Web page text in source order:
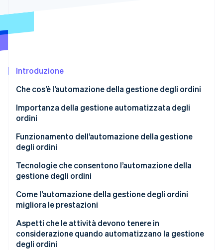
Prevenzione delle frodi
Climate
Identity
Verifica online dell'identità
Stripe Sessions 2026
Scopri come Stripe sta costruendo l'infrastruttura
Guarda ora
Introduzione
Che cos’è l’automazione della gestione degli ordini
Importanza della gestione automatizzata degli
ordini
Funzionamento dell’automazione della gestione
degli ordini
Tecnologie che consentono l’automazione della
gestione degli ordini
Come l’automazione della gestione degli ordini
migliora le prestazioni
Aspetti che le attività devono tenere in
considerazione quando automatizzano la gestione
degli ordini